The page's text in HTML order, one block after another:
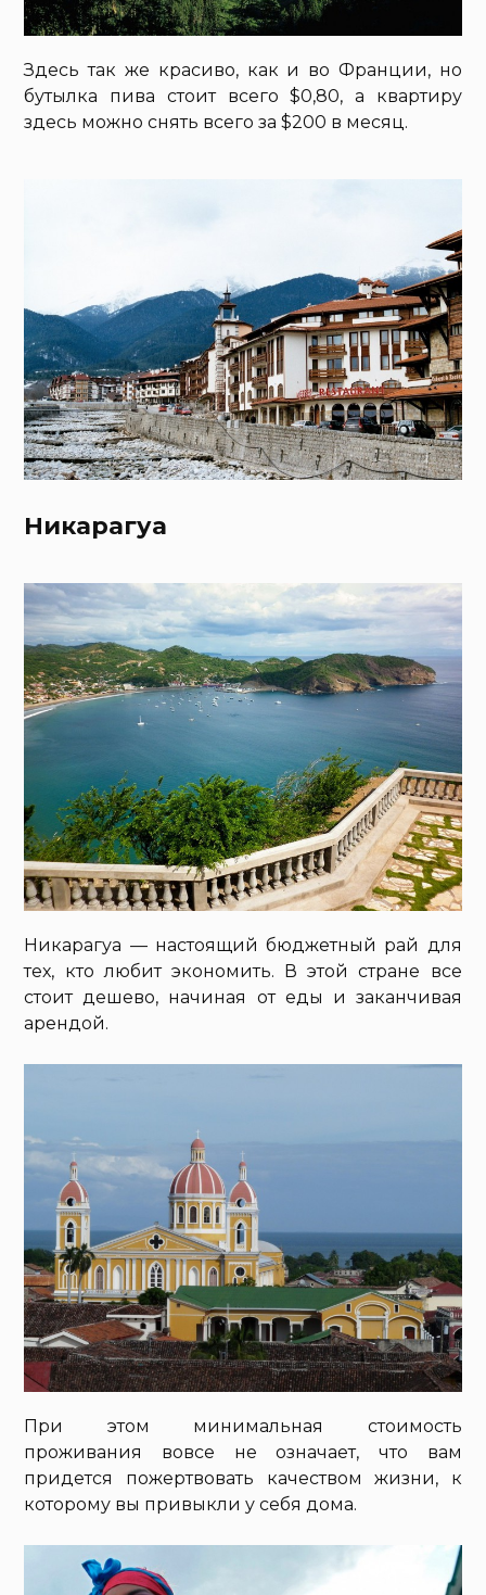
Здесь так же красиво, как и во Франции, но
бутылка пива стоит всего $0,80, а квартиру
здесь можно снять всего за $200 в месяц.
Никарагуа
Никарагуа — настоящий бюджетный рай для
тех, кто любит экономить. В этой стране все
стоит дешево, начиная от еды и заканчивая
арендой.
При этом минимальная стоимость
проживания вовсе не означает, что вам
придется пожертвовать качеством жизни, к
которому вы привыкли у себя дома.